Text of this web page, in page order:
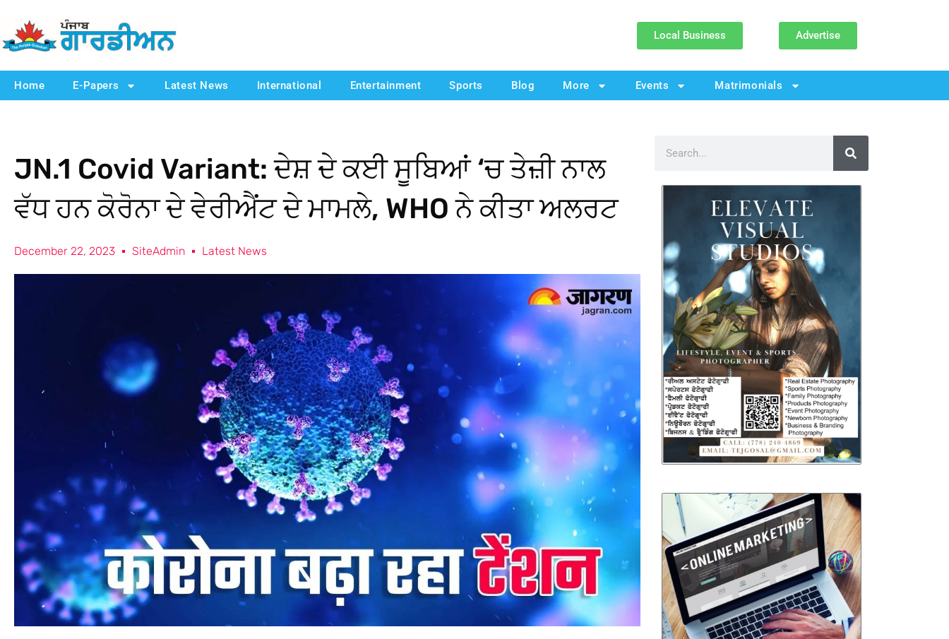
Local Business Advertise
Home E-Papers Latest News International Entertainment Sports Blog More Events Matrimonials
JN.1 Covid Variant: ਦੇਸ਼ ਦੇ ਕਈ ਸੂਬਿਆਂ ‘ਚ ਤੇਜ਼ੀ ਨਾਲ
ਵੱਧ ਹਨ ਕੋਰੋਨਾ ਦੇ ਵੇਰੀਐਂਟ ਦੇ ਮਾਮਲੇ, WHO ਨੇ ਕੀਤਾ ਅਲਰਟ
December 22, 2023 SiteAdmin Latest News